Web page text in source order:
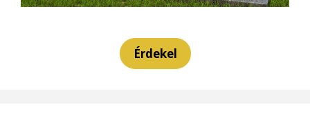
Érdekel